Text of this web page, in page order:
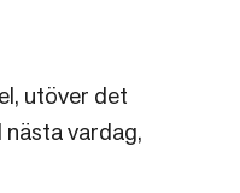
utöver det
vardag,